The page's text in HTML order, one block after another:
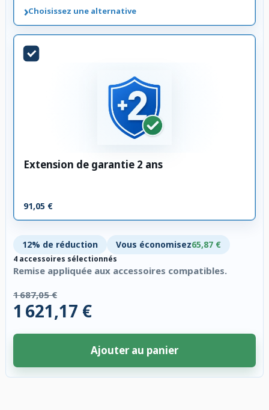
›Choisissez une alternative
Extension de garantie 2 ans
91,05 €
12% de réduction Vous économisez65,87 €
4 accessoires sélectionnés
Remise appliquée aux accessoires compatibles.
1 687,05 €
1 621,17 €
Ajouter au panier